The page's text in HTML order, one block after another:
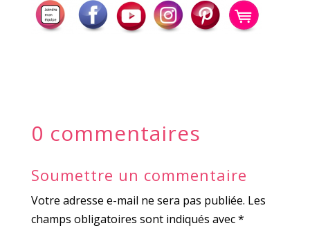
0 commentaires
Soumettre un commentaire
Votre adresse e-mail ne sera pas publiée. Les
champs obligatoires sont indiqués avec*